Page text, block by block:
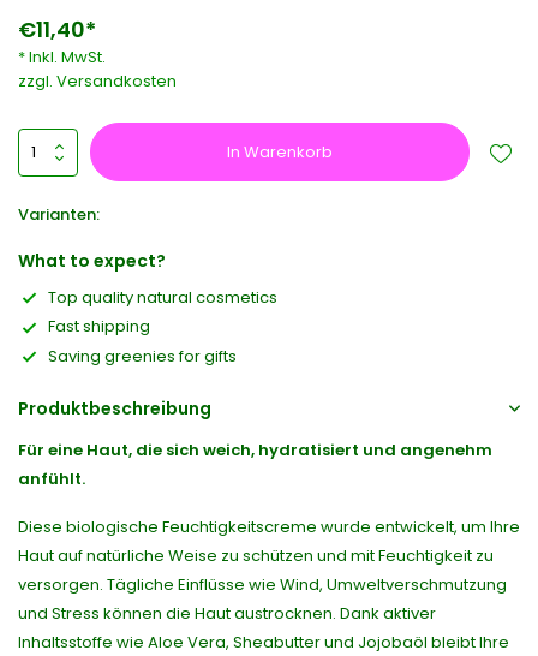
€11,40*
* Inkl. MwSt.
zzgl. Versandkosten
In Warenkorb
Varianten:
What to expect?
Top quality natural cosmetics
Fast shipping
Saving greenies for gifts
Produktbeschreibung
Für eine Haut, die sich weich, hydratisiert und angenehm
anfühlt.
Diese biologische Feuchtigkeitscreme wurde entwickelt, um Ihre
Haut auf natürliche Weise zu schützen und mit Feuchtigkeit zu
versorgen. Tägliche Einflüsse wie Wind, Umweltverschmutzung
und Stress können die Haut austrocknen. Dank aktiver
Inhaltsstoffe wie Aloe Vera, Sheabutter und Jojobaöl bleibt Ihre